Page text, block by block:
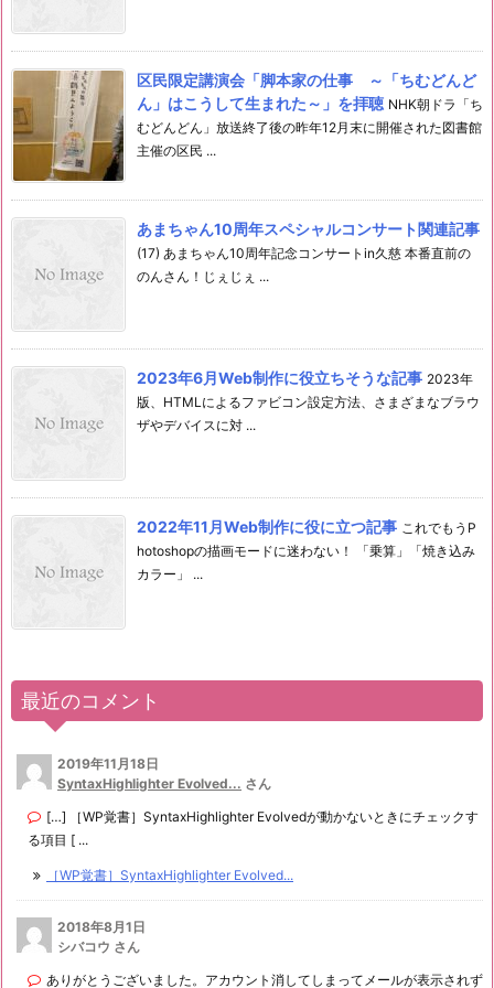
区民限定講演会「脚本家の仕事 ～「ちむどんど
ん」はこうして生まれた～」を拝聴 NHK朝ドラ「ち
むどんどん」放送終了後の昨年12月末に開催された図書館
主催の区民 ...
あまちゃん10周年スペシャルコンサート関連記事
(17) あまちゃん10周年記念コンサートin久慈 本番直前の
のんさん！じぇじぇ ...
2023年6月Web制作に役立ちそうな記事 2023年
版、HTMLによるファビコン設定方法、さまざまなブラウ
ザやデバイスに対 ...
2022年11月Web制作に役に立つ記事 これでもうP
hotoshopの描画モードに迷わない！ 「乗算」「焼き込み
カラー」 ...
最近のコメント
2019年11月18日
SyntaxHighlighter Evolved... さん
[…] ［WP覚書］SyntaxHighlighter Evolvedが動かないときにチェックす
る項目 [ ...
［WP覚書］SyntaxHighlighter Evolved...
2018年8月1日
シバコウ さん
ありがとうございました。アカウント消してしまってメールが表示されず